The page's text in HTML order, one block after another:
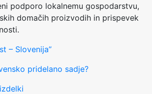
podporo lokalnemu gospodarstvu,
domačih proizvodih in prispevek
– Slovenija”
pridelano sadje?